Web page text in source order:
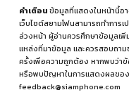
คำเตือนข้อมูลที่แสดงในหน้านี้อ
เว็บไซต์สยามโฟนสามารถทำการ
ล่วงหน้า ผู้อ่านควรศึกษาข้อมูลเพิ่
แหล่งที่มาข้อมูล และควรสอบถา
ครั้งเพื่อความถูกต้อง หากพบว่า
หรือพบปัญหาในการแสดงผลของ
feedback@siamphone.com